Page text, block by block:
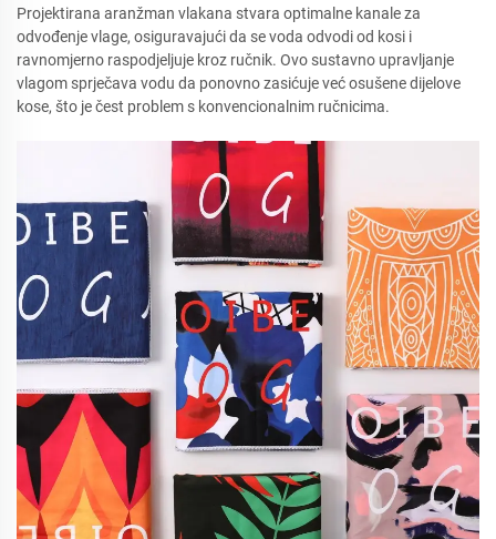
Projektirana aranžman vlakana stvara optimalne kanale za
odvođenje vlage, osiguravajući da se voda odvodi od kosi i
ravnomjerno raspodjeljuje kroz ručnik. Ovo sustavno upravljanje
vlagom sprječava vodu da ponovno zasićuje već osušene dijelove
kose, što je čest problem s konvencionalnim ručnicima.